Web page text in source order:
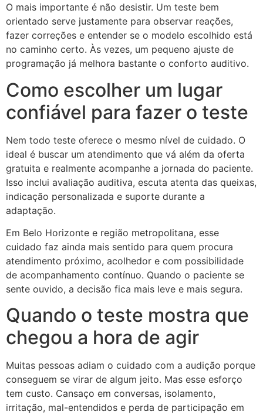
O mais importante é não desistir. Um teste bem
orientado serve justamente para observar reações,
fazer correções e entender se o modelo escolhido está
no caminho certo. Às vezes, um pequeno ajuste de
programação já melhora bastante o conforto auditivo.
Como escolher um lugar
confiável para fazer o teste
Nem todo teste oferece o mesmo nível de cuidado. O
ideal é buscar um atendimento que vá além da oferta
gratuita e realmente acompanhe a jornada do paciente.
Isso inclui avaliação auditiva, escuta atenta das queixas,
indicação personalizada e suporte durante a
adaptação.
Em Belo Horizonte e região metropolitana, esse
cuidado faz ainda mais sentido para quem procura
atendimento próximo, acolhedor e com possibilidade
de acompanhamento contínuo. Quando o paciente se
sente ouvido, a decisão fica mais leve e mais segura.
Quando o teste mostra que
chegou a hora de agir
Muitas pessoas adiam o cuidado com a audição porque
conseguem se virar de algum jeito. Mas esse esforço
tem custo. Cansaço em conversas, isolamento,
irritação, mal-entendidos e perda de participação em